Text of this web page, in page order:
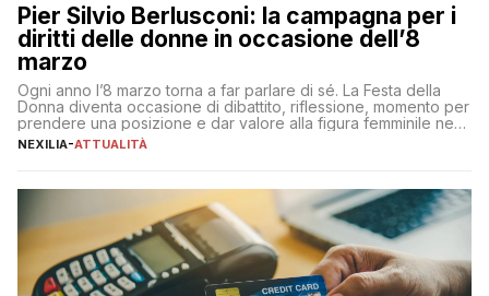
Pier Silvio Berlusconi: la campagna per i
diritti delle donne in occasione dell’8
marzo
Ogni anno l’8 marzo torna a far parlare di sé. La Festa della
Donna diventa occasione di dibattito, riflessione, momento per
prendere una posizione e dar valore alla figura femminile nella
sua complessità e crucialità. A lanciare un messaggio “forte e
NEXILIA-ATTUALITÀ